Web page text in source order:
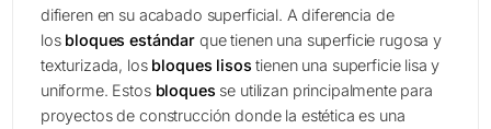
difieren en su acabado superficial. A diferencia de
los bloques estándarque tienen una superficie rugosa y
texturizada, los bloques lisos tienen una superficie lisa y
uniforme. Estos bloques se utilizan principalmente para
proyectos de construcción donde la estética es una